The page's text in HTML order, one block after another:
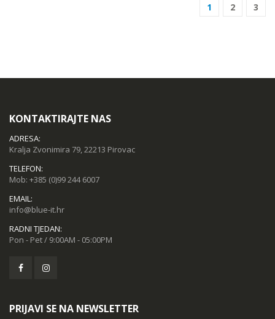
1 2 3
KONTAKTIRAJTE NAS
ADRESA:
Kralja Zvonimira 79, 22213 Pirovac
TELEFON:
Mob: +385 (0)99 244 6007
EMAIL:
info@blue-it.hr
RADNI TJEDAN:
Pon - Pet / 9:00AM - 05:00PM
PRIJAVI SE NA NEWSLETTER